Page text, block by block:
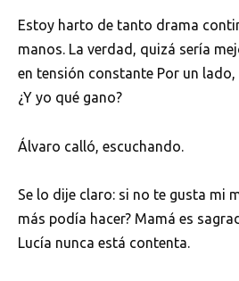
Estoy harto de tanto drama
manos. La verdad, quizá sería
en tensión constante Por un
¿Y yo qué gano?
Álvaro calló, escuchando.
Se lo dije claro: si no te gusta mi
más podía hacer? Mamá es
Lucía nunca está contenta.